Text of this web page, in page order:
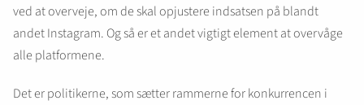
ved at overveje, om de skal opjustere indsatsen på blandt
andet Instagram. Og så er et andet vigtigt element at overvåge
alle platformene.
Det er politikerne, som sætter rammerne for konkurrencen i